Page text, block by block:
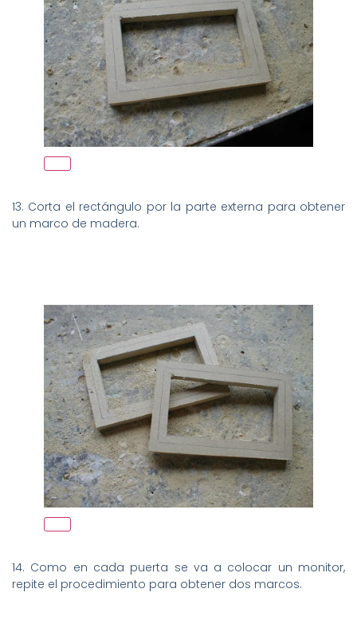
13. Corta el rectángulo por la parte externa para obtener
un marco de madera.
14. Como en cada puerta se va a colocar un monitor,
repite el procedimiento para obtener dos marcos.